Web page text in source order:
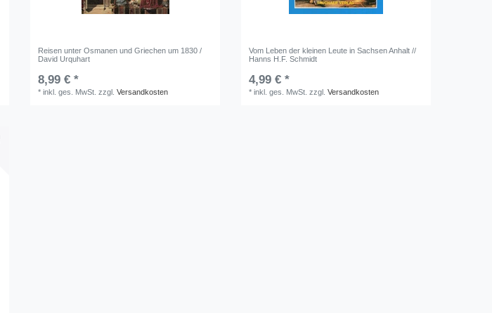
Reisen unter Osmanen und Griechen um 1830 /
David Urquhart
8,99 € *
*inkl. ges. MwSt. zzgl.Versandkosten
Vom Leben der kleinen Leute in Sachsen Anhalt //
Hanns H.F. Schmidt
4,99 € *
*inkl. ges. MwSt. zzgl.Versandkosten